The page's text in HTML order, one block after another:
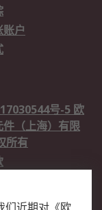
账户
号-5 欧
件（上海）有限
所有